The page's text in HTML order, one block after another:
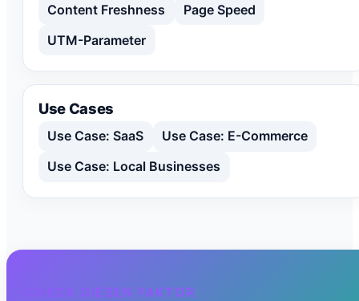
Content Freshness
Page Speed
UTM-Parameter
Use Cases
Use Case: SaaS
Use Case: E-Commerce
Use Case: Local Businesses
CHECK DIESEN FAKTOR